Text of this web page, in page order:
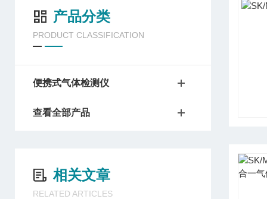
产品分类
PRODUCT CLASSIFICATION
便携式气体检测仪
查看全部产品
相关文章
RELATED ARTICLES